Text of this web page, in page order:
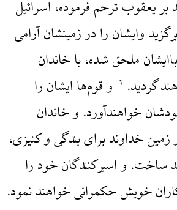
بر یعقوب ترحم فرموده، اسرائیل
وایشان را در زمینشان آرامی
ملحق شده، با خاندان
گردید. ۲ و قوم‌ها ایشان را
خواهند‌آورد. و خاندان
زمین خداوند برای بندگی و کنیزی،
و اسیرکنندگان خود را
خویش حکمرانی خواهند نمود.